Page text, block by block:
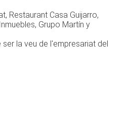
Restaurant Casa Guijarro,
Grupo Martín y
la veu de l'empresariat del